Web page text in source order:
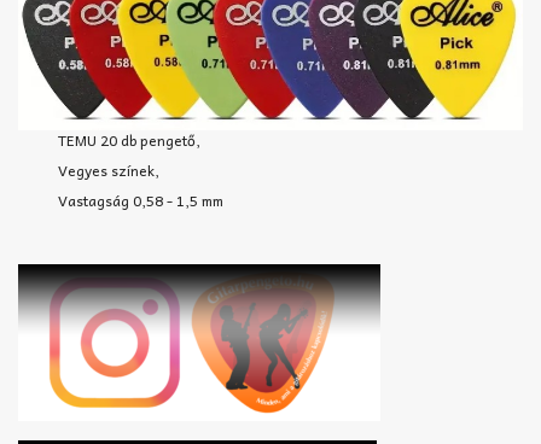
TEMU 20 db pengető,
Vegyes színek,
Vastagság 0,58 - 1,5 mm